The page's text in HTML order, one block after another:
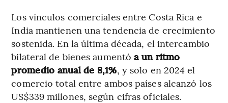
Los vínculos comerciales entre Costa Rica e
India mantienen una tendencia de crecimiento
sostenida. En la última década, el intercambio
bilateral de bienes aumentó a un ritmo
promedio anual de 8,1%, y solo en 2024 el
comercio total entre ambos países alcanzó los
US$339 millones, según cifras oficiales.